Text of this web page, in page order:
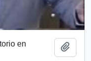
en